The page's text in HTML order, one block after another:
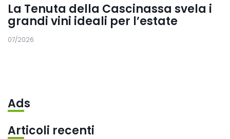
La Tenuta della Cascinassa svela i
grandi vini ideali per l’estate
07/2026
Ads
Articoli recenti